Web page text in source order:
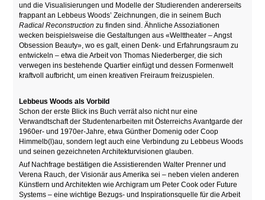
und die Visualisierungen und Modelle der Studierenden andererseits
frappant an Lebbeus Woods’ Zeichnungen, die in seinem Buch
Radical Reconstruction zu finden sind. Ähnliche Assoziationen
wecken beispielsweise die Gestaltungen aus «Welttheater – Angst
Obsession Beauty», wo es galt, einen Denk- und Erfahrungsraum zu
entwickeln – etwa die Arbeit von Thomas Niederberger, die sich
verwegen ins bestehende Quartier einfügt und dessen Formenwelt
kraftvoll aufbricht, um einen kreativen Freiraum freizuspielen.
Lebbeus Woods als Vorbild
Schon der erste Blick ins Buch verrät also nicht nur eine
Verwandtschaft der Studentenarbeiten mit Österreichs Avantgarde der
1960er- und 1970er-Jahre, etwa Günther Domenig oder Coop
Himmelb(l)au, sondern legt auch eine Verbindung zu Lebbeus Woods
und seinen gezeichneten Architekturvisionen glauben.
Auf Nachfrage bestätigen die Assistierenden Walter Prenner und
Verena Rauch, der Visionär aus Amerika sei – neben vielen anderen
Künstlern und Architekten wie Archigram um Peter Cook oder Future
Systems – eine wichtige Bezugs- und Inspirationsquelle für die Arbeit